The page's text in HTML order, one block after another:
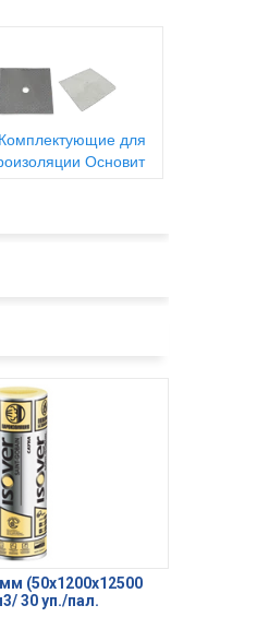
для
Основит
(50х1200х12500
30 уп./пал.